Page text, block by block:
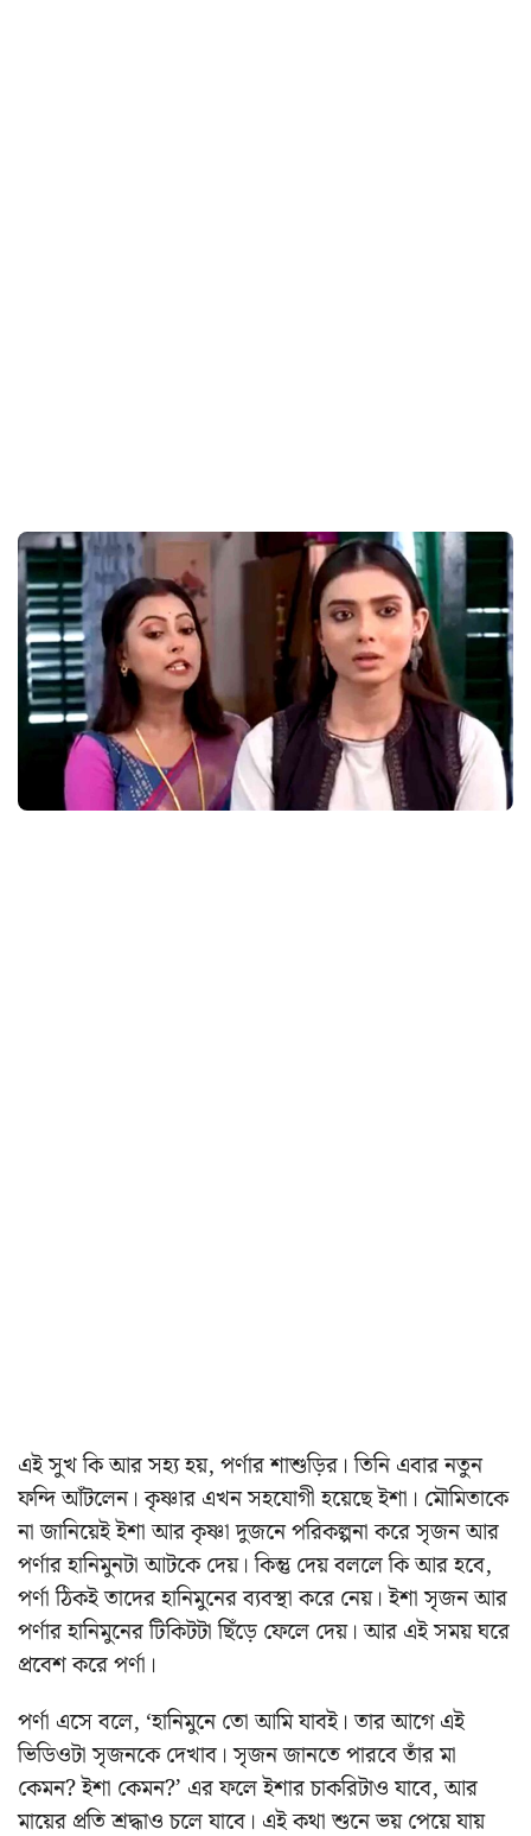
এই সুখ কি আর সহ্য হয়, পর্ণার শাশুড়ির। তিনি এবার নতুন
ফন্দি আঁটলেন। কৃষ্ণার এখন সহযোগী হয়েছে ইশা। মৌমিতাকে
না জানিয়েই ইশা আর কৃষ্ণা দুজনে পরিকল্পনা করে সৃজন আর
পর্ণার হানিমুনটা আটকে দেয়। কিন্তু দেয় বললে কি আর হবে,
পর্ণা ঠিকই তাদের হানিমুনের ব্যবস্থা করে নেয়। ইশা সৃজন আর
পর্ণার হানিমুনের টিকিটটা ছিঁড়ে ফেলে দেয়। আর এই সময় ঘরে
প্রবেশ করে পর্ণা।
পর্ণা এসে বলে, ‘হানিমুনে তো আমি যাবই। তার আগে এই
ভিডিওটা সৃজনকে দেখাব। সৃজন জানতে পারবে তাঁর মা
কেমন? ইশা কেমন?’ এর ফলে ইশার চাকরিটাও যাবে, আর
মায়ের প্রতি শ্রদ্ধাও চলে যাবে। এই কথা শুনে ভয় পেয়ে যায়